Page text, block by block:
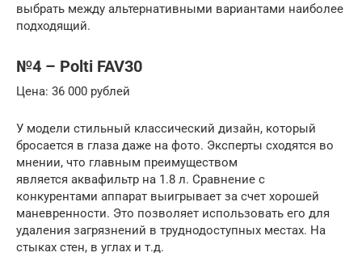
выбрать между альтернативными вариантами наиболее
подходящий.
№4 – Polti FAV30
Цена: 36 000 рублей
У модели стильный классический дизайн, который
бросается в глаза даже на фото. Эксперты сходятся во
мнении, что главным преимуществом
является аквафильтр на 1.8 л. Сравнение с
конкурентами аппарат выигрывает за счет хорошей
маневренности. Это позволяет использовать его для
удаления загрязнений в труднодоступных местах. На
стыках стен, в углах и т.д.